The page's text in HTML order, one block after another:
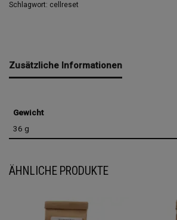
Schlagwort: cellreset
Zusätzliche Informationen
Gewicht
36 g
ÄHNLICHE PRODUKTE